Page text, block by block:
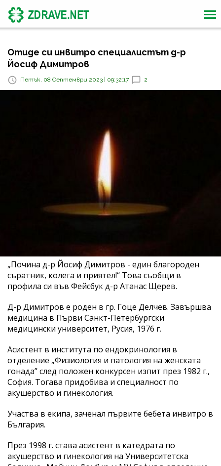
Отиде си инвитро специалистът д-р
Йосиф Димитров
Петък, 08 Септември 2023 | 09:32:17 2
„Почина д-р Йосиф Димитров - един благороден
съратник, колега и приятел!“ Това съобщи в
профила си във Фейсбук д-р Атанас Щерев.
Д-р Димитров е роден в гр. Гоце Делчев. Завършва
медицина в Първи Санкт-Петербургски
медицински университет, Русия, 1976 г.
Асистент в института по ендокринология в
отделение „Физиология и патология на женската
гонада” след положен конкурсен изпит през 1982 г.,
София. Тогава придобива и специалност по
акушерство и гинекология.
Участва в екипа, заченал първите бебета инвитро в
България.
През 1998 г. става асистент в катедрата по
акушерство и гинекология на Университетска